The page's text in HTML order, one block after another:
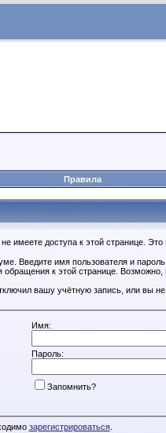
Правила
имеете доступа к этой странице. Это
Введите имя пользователя и
обращения к этой странице.
вашу учётную запись, или вы
Имя:
Пароль:
Запомнить?
зарегистрироваться.